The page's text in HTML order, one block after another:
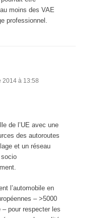
moins des VAE
professionnel.
2014 à 13:58
de l’UE avec une
des autoroutes
et un réseau
l’automobile en
– >5000
– pour respecter les